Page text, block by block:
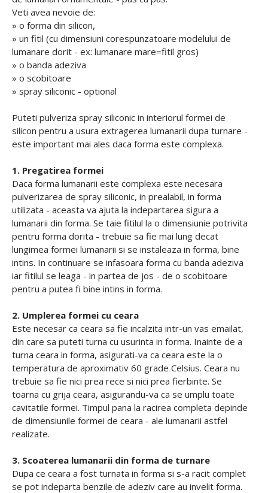
Veti avea nevoie de:
» o forma din silicon,
» un fitil (cu dimensiuni corespunzatoare modelului de
lumanare dorit - ex: lumanare mare=fitil gros)
» o banda adeziva
» o scobitoare
» spray siliconic - optional
Puteti pulveriza spray siliconic in interiorul formei de
silicon pentru a usura extragerea lumanarii dupa turnare -
este important mai ales daca forma este complexa.
1. Pregatirea formei
Daca forma lumanarii este complexa este necesara
pulverizarea de spray siliconic, in prealabil, in forma
utilizata - aceasta va ajuta la indepartarea sigura a
lumanarii din forma. Se taie fitilul la o dimensiunie potrivita
pentru forma dorita - trebuie sa fie mai lung decat
lungimea formei lumanarii si se instaleaza in forma, bine
intins. In continuare se infasoara forma cu banda adeziva
iar fitilul se leaga - in partea de jos - de o scobitoare
pentru a putea fi bine intins in forma.
2. Umplerea formei cu ceara
Este necesar ca ceara sa fie incalzita intr-un vas emailat,
din care sa puteti turna cu usurinta in forma. Inainte de a
turna ceara in forma, asigurati-va ca ceara este la o
temperatura de aproximativ 60 grade Celsius. Ceara nu
trebuie sa fie nici prea rece si nici prea fierbinte. Se
toarna cu grija ceara, asigurandu-va ca se umplu toate
cavitatile formei. Timpul pana la racirea completa depinde
de dimensiunile formei de ceara - ale lumanarii astfel
realizate.
3. Scoaterea lumanarii din forma de turnare
Dupa ce ceara a fost turnata in forma si s-a racit complet
se pot indeparta benzile de adeziv care au invelit forma.